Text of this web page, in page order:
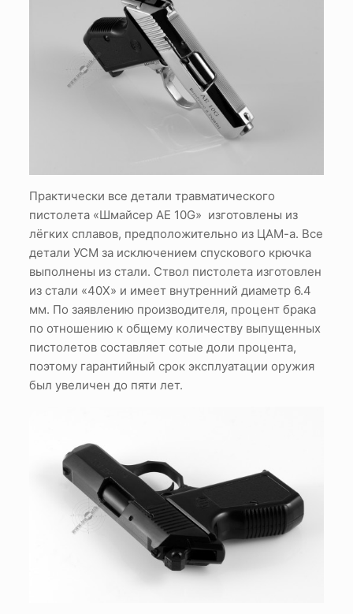
Практически все детали травматического
пистолета «Шмайсер АЕ 10G» изготовлены из
лёгких сплавов, предположительно из ЦАМ-а. Все
детали УСМ за исключением спускового крючка
выполнены из стали. Ствол пистолета изготовлен
из стали «40Х» и имеет внутренний диаметр 6.4
мм. По заявлению производителя, процент брака
по отношению к общему количеству выпущенных
пистолетов составляет сотые доли процента,
поэтому гарантийный срок эксплуатации оружия
был увеличен до пяти лет.